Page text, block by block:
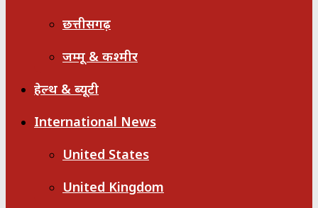
छत्तीसगढ़
जम्मू & कश्मीर
हेल्थ & ब्यूटी
International News
United States
United Kingdom